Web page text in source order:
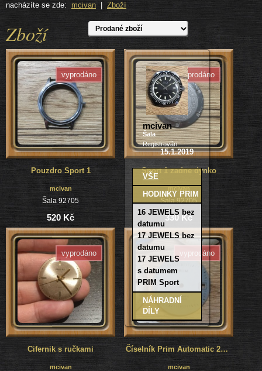
nacházíte se zde: mcivan Zboží
Zboží
mcivan
Šala
Registrován:
15.1.2019
VŠE
HODINKY PRIM
16 JEWELS bez
datumu
17 JEWELS bez
datumu
17 JEWELS
s datumem
PRIM Sport
NÁHRADNÍ
DÍLY
vyprodáno
Pouzdro Sport 1
mcivan
Šala 92705
520 Kč
vyprodáno
Sport 1 zadne dynko
mcivan
Šala 92705
330 Kč
vyprodáno
Cifernik s ručkami
mcivan
vyprodáno
Číselník Prim Automatic 21 jewels
mcivan